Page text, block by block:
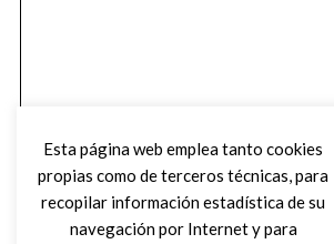
Esta página web emplea tanto cookies
propias como de terceros técnicas, para
recopilar información estadística de su
navegación por Internet y para